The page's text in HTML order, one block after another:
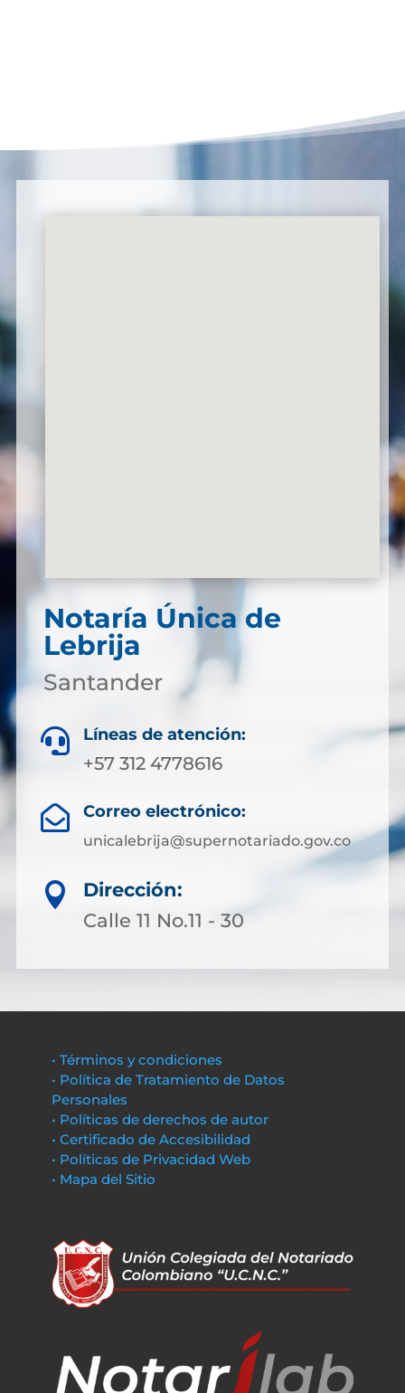
Notaría Única de
Lebrija
Santander
 Líneas de atención:
+57 312 4778616
 Correo electrónico:
unicalebrija@supernotariado.gov.co

Dirección:
Calle 11 No.11 - 30
• Términos y condiciones
• Política de Tratamiento de Datos
Personales
• Políticas de derechos de autor
• Certificado de Accesibilidad
• Políticas de Privacidad Web
• Mapa del Sitio